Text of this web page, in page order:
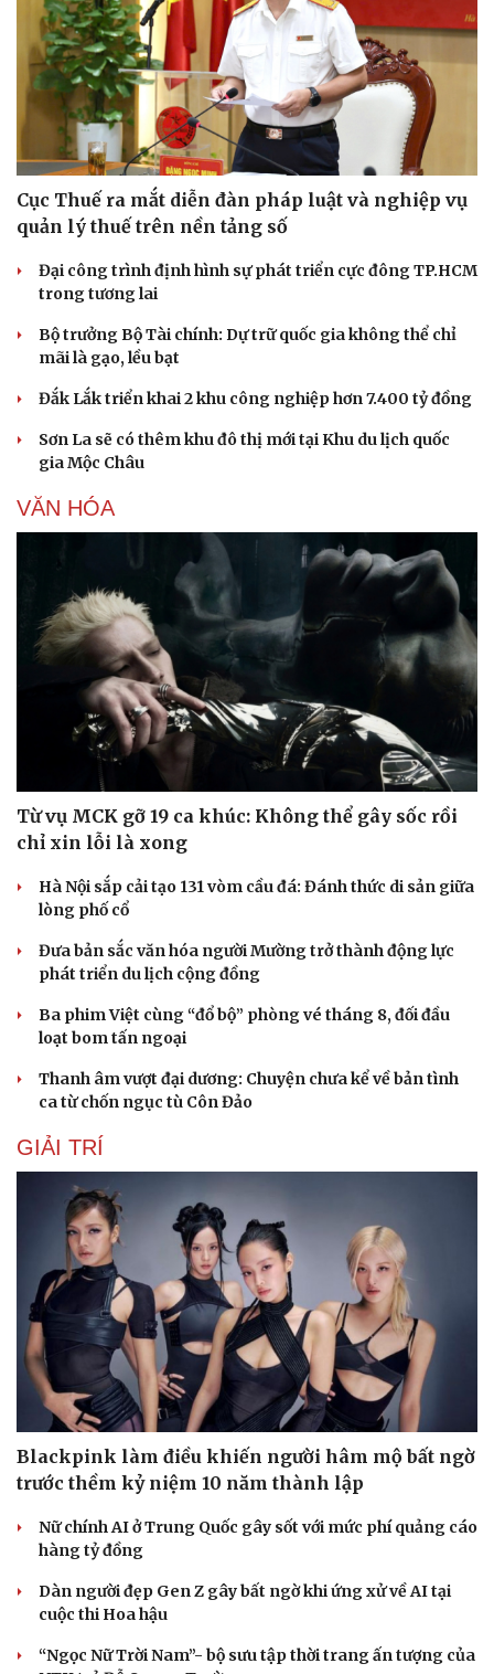
Tư vấn
Săn Tour
check-in
Podcast
Câu chuyện thời sự
Đọc truyện đêm khuya
Cửa sổ tình yêu
Kể chuyện cho bé
Hạt giống tâm hồn
Cục Thuế ra mắt diễn đàn pháp luật và nghiệp vụ
quản lý thuế trên nền tảng số
Đại công trình định hình sự phát triển cực đông TP.HCM
trong tương lai
Bộ trưởng Bộ Tài chính: Dự trữ quốc gia không thể chỉ
mãi là gạo, lều bạt
Đắk Lắk triển khai 2 khu công nghiệp hơn 7.400 tỷ đồng
Sơn La sẽ có thêm khu đô thị mới tại Khu du lịch quốc
gia Mộc Châu
VĂN HÓA
Từ vụ MCK gỡ 19 ca khúc: Không thể gây sốc rồi
chỉ xin lỗi là xong
Hà Nội sắp cải tạo 131 vòm cầu đá: Đánh thức di sản giữa
lòng phố cổ
Đưa bản sắc văn hóa người Mường trở thành động lực
phát triển du lịch cộng đồng
Ba phim Việt cùng “đổ bộ” phòng vé tháng 8, đối đầu
loạt bom tấn ngoại
Thanh âm vượt đại dương: Chuyện chưa kể về bản tình
ca từ chốn ngục tù Côn Đảo
GIẢI TRÍ
Blackpink làm điều khiến người hâm mộ bất ngờ
trước thềm kỷ niệm 10 năm thành lập
Nữ chính AI ở Trung Quốc gây sốt với mức phí quảng cáo
hàng tỷ đồng
Dàn người đẹp Gen Z gây bất ngờ khi ứng xử về AI tại
cuộc thi Hoa hậu
“Ngọc Nữ Trời Nam”- bộ sưu tập thời trang ấn tượng của